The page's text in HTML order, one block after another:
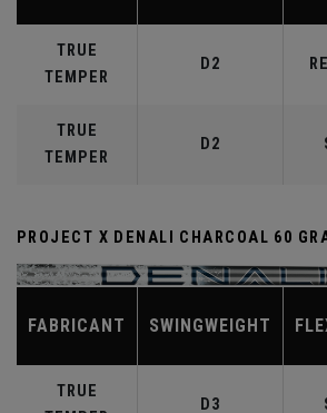
TRUE
TEMPER
D2
TRUE
TEMPER
D2
PROJECT X DENALI CHARCOAL 60
FABRICANT SWINGWEIGHT
TRUE
D3